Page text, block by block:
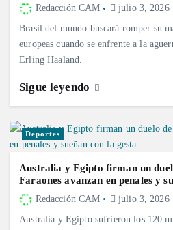
Redacción CAM julio 3, 2026
Brasil del mundo buscará romper su
europeas cuando se enfrente a la
Erling Haaland.
Sigue leyendo
Deportes
Australia y Egipto firman un
Faraones avanzan en penales y
Redacción CAM julio 3, 2026
Australia y Egipto sufrieron los 120